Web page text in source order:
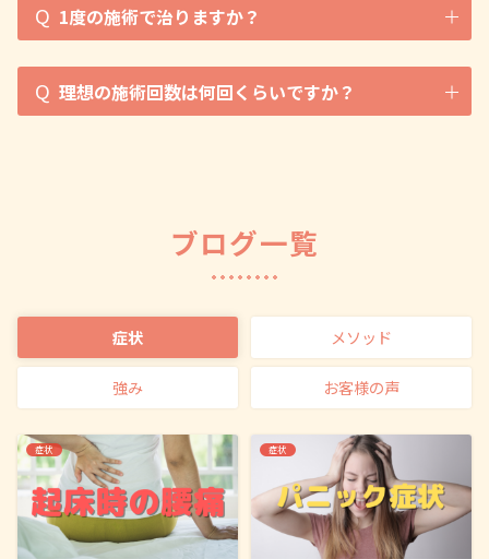
Q 1度の施術で治りますか？
Q 理想の施術回数は何回くらいですか？
ブログ一覧
症状 メソッド
強み お客様の声
症状 症状